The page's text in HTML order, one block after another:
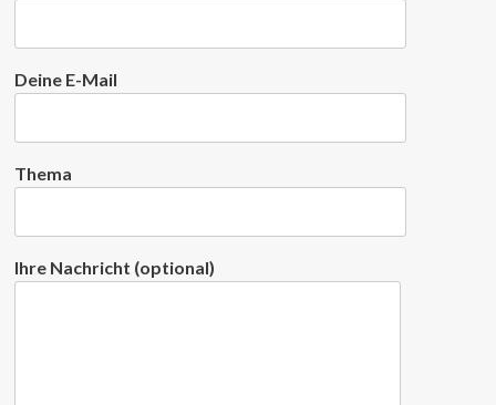
Deine E-Mail
Thema
Ihre Nachricht (optional)